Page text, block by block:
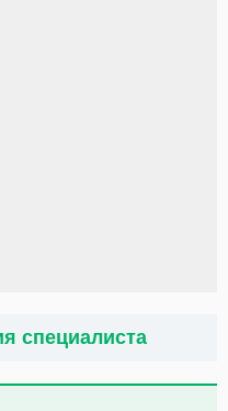
специалиста